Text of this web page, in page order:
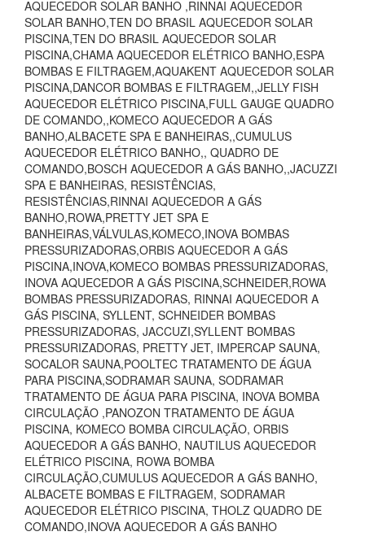
AQUECEDOR SOLAR BANHO ,RINNAI AQUECEDOR
SOLAR BANHO,TEN DO BRASIL AQUECEDOR SOLAR
PISCINA,TEN DO BRASIL AQUECEDOR SOLAR
PISCINA,CHAMA AQUECEDOR ELÉTRICO BANHO,ESPA
BOMBAS E FILTRAGEM,AQUAKENT AQUECEDOR SOLAR
PISCINA,DANCOR BOMBAS E FILTRAGEM,,JELLY FISH
AQUECEDOR ELÉTRICO PISCINA,FULL GAUGE QUADRO
DE COMANDO,,KOMECO AQUECEDOR A GÁS
BANHO,ALBACETE SPA E BANHEIRAS,,CUMULUS
AQUECEDOR ELÉTRICO BANHO,, QUADRO DE
COMANDO,BOSCH AQUECEDOR A GÁS BANHO,,JACUZZI
SPA E BANHEIRAS, RESISTÊNCIAS,
RESISTÊNCIAS,RINNAI AQUECEDOR A GÁS
BANHO,ROWA,PRETTY JET SPA E
BANHEIRAS,VÁLVULAS,KOMECO,INOVA BOMBAS
PRESSURIZADORAS,ORBIS AQUECEDOR A GÁS
PISCINA,INOVA,KOMECO BOMBAS PRESSURIZADORAS,
INOVA AQUECEDOR A GÁS PISCINA,SCHNEIDER,ROWA
BOMBAS PRESSURIZADORAS, RINNAI AQUECEDOR A
GÁS PISCINA, SYLLENT, SCHNEIDER BOMBAS
PRESSURIZADORAS, JACCUZI,SYLLENT BOMBAS
PRESSURIZADORAS, PRETTY JET, IMPERCAP SAUNA,
SOCALOR SAUNA,POOLTEC TRATAMENTO DE ÁGUA
PARA PISCINA,SODRAMAR SAUNA, SODRAMAR
TRATAMENTO DE ÁGUA PARA PISCINA, INOVA BOMBA
CIRCULAÇÃO ,PANOZON TRATAMENTO DE ÁGUA
PISCINA, KOMECO BOMBA CIRCULAÇÃO, ORBIS
AQUECEDOR A GÁS BANHO, NAUTILUS AQUECEDOR
ELÉTRICO PISCINA, ROWA BOMBA
CIRCULAÇÃO,CUMULUS AQUECEDOR A GÁS BANHO,
ALBACETE BOMBAS E FILTRAGEM, SODRAMAR
AQUECEDOR ELÉTRICO PISCINA, THOLZ QUADRO DE
COMANDO,INOVA AQUECEDOR A GÁS BANHO